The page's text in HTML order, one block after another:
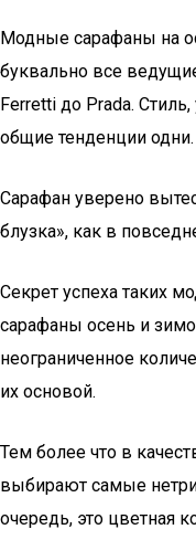
Модные сарафаны на
буквально все
Ferretti до Prada.
общие тенденции одни.
Сарафан уверено
блузка», как в
Секрет успеха таких
сарафаны осень и
неограниченное
их основой.
Тем более что в
выбирают самые
очередь, это цветная